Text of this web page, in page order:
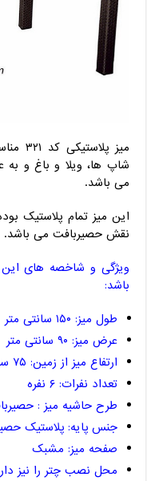
میز
شاپ ها، ویلا و باغ و به
می باشد.
این میز تمام پلاستیک
نقش حصیربافت می باشد.
ویژگی و شاخصه های این
باشد:
طول میز: ۱۵۰ سانتی متر
عرض میز: ۹۰ سانتی متر
ارتفاع میز از زمین: ۷۵ سانتی متر
تعداد نفرات: ۶ نفره
طرح حاشیه میز :
جنس پایه: پلاستیک
صفحه میز: مشبک
محل نصب چتر را نیز